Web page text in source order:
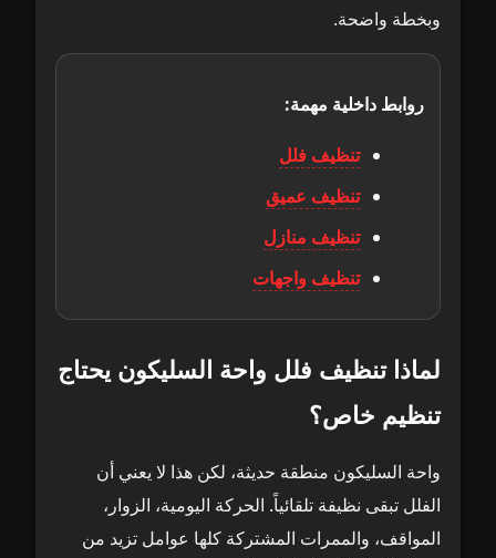
5 تنظيف المطابخ والحمّامات في فلل واحة
6 المطبخ: إزالة الدهون أولاً لضمان نتيجة تدوم
الحمّامات: معالجة الترسبات ثم التعقيم
خدمات تُضاف كثيراً مع تنظيف المطابخ
والحمّامات
12 الكنب والسجاد داخل المجالس
وبخطة واضحة.
روابط داخلية مهمة:
تنظيف فلل
تنظيف عميق
تنظيف منازل
تنظيف واجهات
لماذا تنظيف فلل واحة السليكون يحتاج
تنظيم خاص؟
واحة السليكون منطقة حديثة، لكن هذا لا يعني أن
الفلل تبقى نظيفة تلقائياً. الحركة اليومية، الزوار،
المواقف، والممرات المشتركة كلها عوامل تزيد من